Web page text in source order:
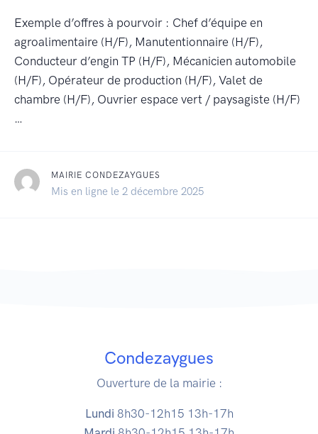
Exemple d’offres à pourvoir : Chef d’équipe en
agroalimentaire (H/F), Manutentionnaire (H/F),
Conducteur d’engin TP (H/F), Mécanicien automobile
(H/F), Opérateur de production (H/F), Valet de
chambre (H/F), Ouvrier espace vert / paysagiste (H/F)
…
MAIRIE CONDEZAYGUES
Mis en ligne le 2 décembre 2025
Condezaygues
Ouverture de la mairie :
Lundi 8h30-12h15 13h-17h